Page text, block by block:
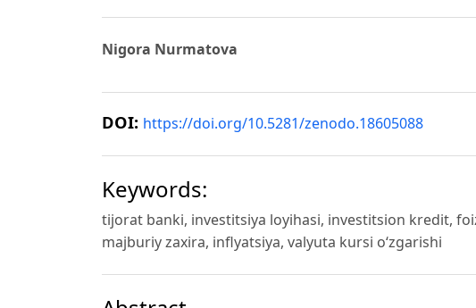
Nigora Nurmatova
DOI: https://doi.org/10.5281/zenodo.18605088
Keywords:
tijorat banki, investitsiya loyihasi, investitsion kredit,
majburiy zaxira, inflyatsiya, valyuta kursi o‘zgarishi